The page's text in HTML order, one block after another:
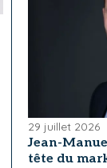
29 juillet 2026
Jean-
tête du